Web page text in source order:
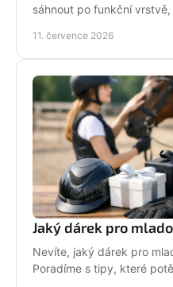
sáhnout po funkční
11. července 2026
Jaký dárek pro
Nevíte, jaký dárek pro
Poradíme s tipy, které